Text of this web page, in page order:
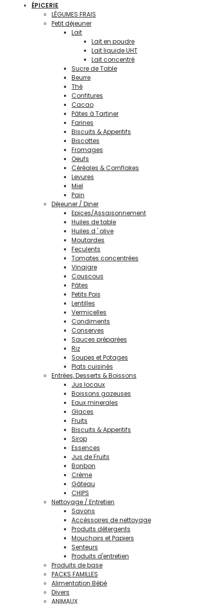
ÉPICERIE
LÉGUMES FRAIS
Petit déjeuner
Lait
Lait en poudre
Lait liquide UHT
Lait concentré
Sucre de Table
Beurre
Thé
Confitures
Cacao
Pâtes à Tartiner
Farines
Biscuits & Apperitifs
Biscottes
Fromages
Oeufs
Céréales & Cornflakes
Levures
Miel
Pain
Déjeuner / Diner
Epices/Assaisonnement
Huiles de table
Huiles d ' olive
Moutardes
Feculents
Tomates concentrées
Vinaigre
Couscous
Pâtes
Petits Pois
Lentilles
Vermicelles
Condiments
Conserves
Sauces préparées
Riz
Soupes et Potages
Plats cuisinés
Entrées, Desserts & Boissons
Jus locaux
Boissons gazeuses
Eaux minerales
Glaces
Fruits
Biscuits & Apperitifs
Sirop
Essences
Jus de Fruits
Bonbon
Crème
Gâteau
CHIPS
Nettoyage / Entretien
Savons
Accéssoires de nettoyage
Produits détergents
Mouchoirs et Papiers
Senteurs
Produits d'entretien
Produits de base
PACKS FAMILLES
Alimentation Bébé
Divers
ANIMAUX